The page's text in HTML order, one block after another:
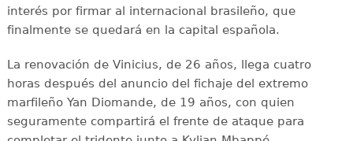
interés por firmar al internacional brasileño, que
finalmente se quedará en la capital española.
La renovación de Vinicius, de 26 años, llega cuatro
horas después del anuncio del fichaje del extremo
marfileño Yan Diomande, de 19 años, con quien
seguramente compartirá el frente de ataque para